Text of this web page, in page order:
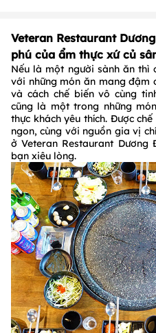
Veteran Restaurant
phú của ẩm thực xứ củ
Nếu là một người sành ăn thì
với những món ăn mang đậm
và cách chế biến vô cùng
cũng là một trong những
thực khách yêu thích. Được
ngon, cùng với nguồn gia vị
ở Veteran Restaurant Dương
bạn xiêu lòng.